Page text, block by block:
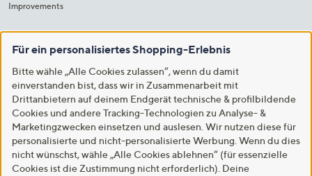
Improvements
Für ein personalisiertes Shopping-Erlebnis
Bitte wähle „Alle Cookies zulassen“, wenn du damit
einverstanden bist, dass wir in Zusammenarbeit mit
Drittanbietern auf deinem Endgerät technische & profilbildende
Cookies und andere Tracking-Technologien zu Analyse- &
Marketingzwecken einsetzen und auslesen. Wir nutzen diese für
personalisierte und nicht-personalisierte Werbung. Wenn du dies
nicht wünschst, wähle „Alle Cookies ablehnen“ (für essenzielle
Cookies ist die Zustimmung nicht erforderlich). Deine